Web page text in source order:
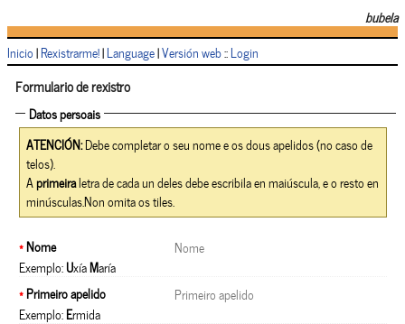
bubela
Inicio|Rexistrarme!|Language|Versión web::Login
Formulario de rexistro
Datos persoais
ATENCIÓN:Debe completar o seu nome e os dous apelidos (no caso de
telos).
Aprimeiraletra de cada un deles debe escribila en maiúscula, e o resto en
minúsculas.Non omita os tiles.
*Nome
Exemplo:UxíaMaría
*Primeiro apelido
Exemplo:Ermida